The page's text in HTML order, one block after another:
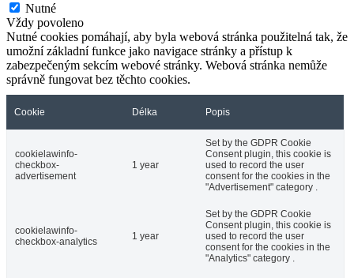
Nutné
Vždy povoleno
Nutné cookies pomáhají, aby byla webová stránka použitelná tak, že
umožní základní funkce jako navigace stránky a přístup k
zabezpečeným sekcím webové stránky. Webová stránka nemůže
správně fungovat bez těchto cookies.
Cookie Délka Popis
cookielawinfo-
checkbox-
advertisement
1 year
Set by the GDPR Cookie
Consent plugin, this cookie is
used to record the user
consent for the cookies in the
"Advertisement" category .
cookielawinfo-
checkbox-analytics
1 year
Set by the GDPR Cookie
Consent plugin, this cookie is
used to record the user
consent for the cookies in the
"Analytics" category .